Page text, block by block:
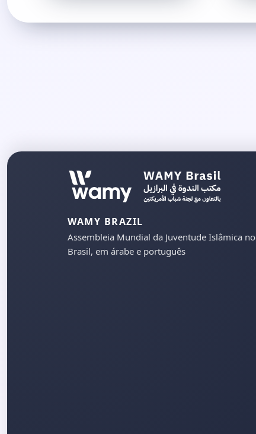
WAMY BRAZIL
Assembleia Mundial da Juventude Islâmica no
Brasil, em árabe e português